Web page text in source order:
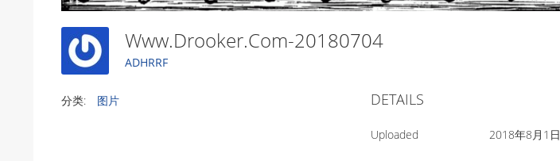
Www.drooker.com-20180704
ADHRRF
分类: 图片 DETAILS
Uploaded 2018年8月1日